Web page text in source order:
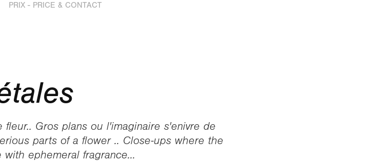
PRIX - PRICE & CONTACT
fleur.. Gros plans ou l'imaginaire s'enivre de
parts of a flower .. Close-ups where the
with ephemeral fragrance...